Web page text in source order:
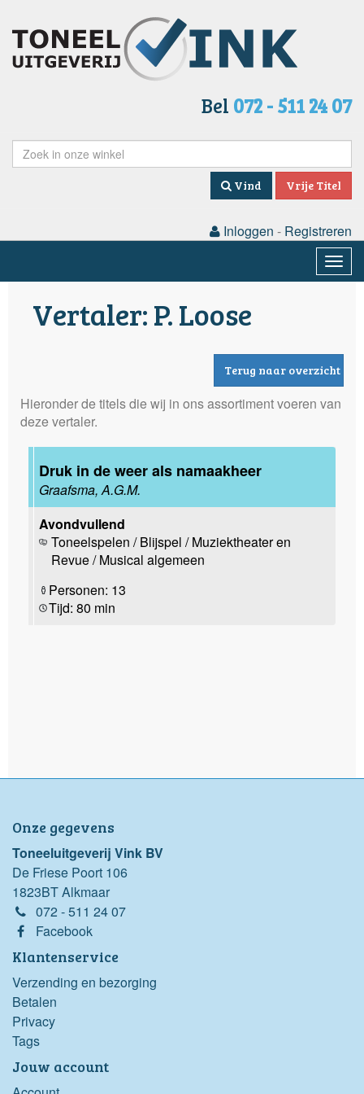
Bel 072 - 511 24 07
Vind Vrije Titel
Inloggen - Registreren
Vertaler: P. Loose
Terug naar overzicht
Hieronder de titels die wij in ons assortiment voeren van
deze vertaler.
Druk in de weer als namaakheer
Graafsma, A.G.M.
Avondvullend
Toneelspelen / Blijspel / Muziektheater en
Revue / Musical algemeen
Personen: 13
Tijd: 80 min
Onze gegevens
Toneeluitgeverij Vink BV
De Friese Poort 106
1823BT Alkmaar
072 - 511 24 07
Facebook
Klantenservice
Verzending en bezorging
Betalen
Privacy
Tags
Jouw account